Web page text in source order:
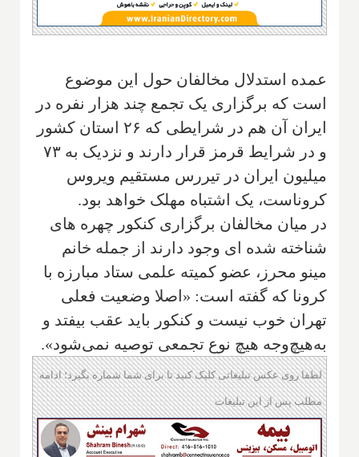
عمده استدلال مخالفان حول این موضوع
است که برگزاری یک تجمع چند هزار نفره در
ایران آن هم در شرایطی که ۲۶ استان کشور
و در شرایط قرمز قرار دارند و نزدیک به ۷۳
میلیون ایران در تیررس مستقیم ویروس
کروناست، یک اشتباه مهلک خواهد بود.
در میان مخالفان برگزاری کنکور چهره های
شناخته شده ای وجود دارند از جمله خانم
مینو محرز، عضو کمیته علمی ستاد مبارزه با
کرونا که گفته است: «اصلا وضعیت فعلی
تهران خوب نیست و کنکور باید عقب بیفتد و
به‌هیچ‌وجه هیچ نوع تجمعی توصیه نمی‌شود».
لطفا روی عکس تبلیغاتی کلیک کنید تا برای شما شماره بگیرد؛ ادامه
مطلب پس از این تبلیغات